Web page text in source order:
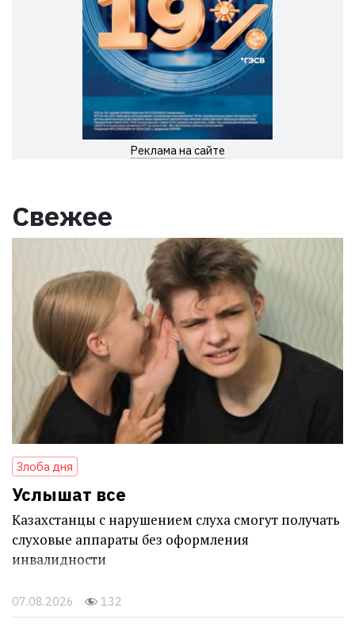
Реклама на сайте
Свежее
Злоба дня
Услышат все
Казахстанцы с нарушением слуха смогут получать
слуховые аппараты без оформления
инвалидности
07.08.2026 132